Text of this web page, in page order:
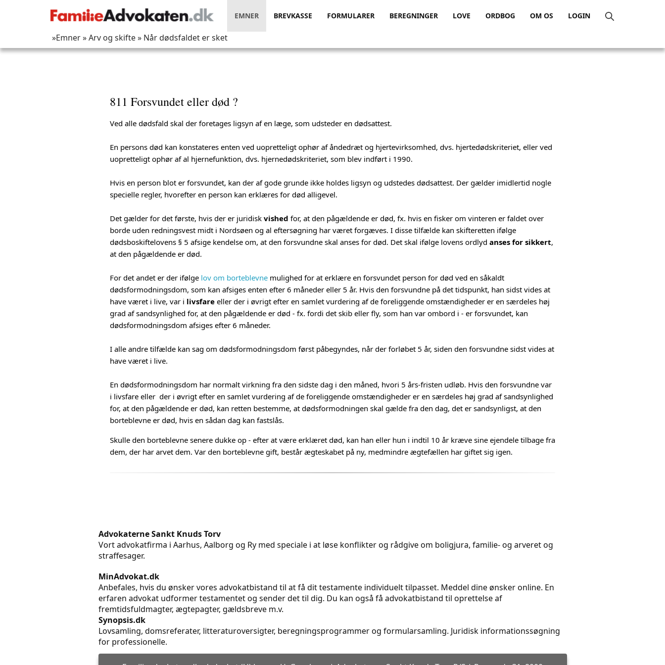
EMNER BREVKASSE FORMULARER BEREGNINGER LOVE ORDBOG OM OS LOGIN
»Emner» Arv og skifte» Når dødsfaldet er sket
811 Forsvundet eller død ?
Ved alle dødsfald skal der foretages ligsyn af en læge, som udsteder en dødsattest.
En persons død kan konstateres enten ved uopretteligt ophør af åndedræt og hjertevirksomhed, dvs. hjertedødskriteriet, eller ved
uopretteligt ophør af al hjernefunktion, dvs. hjernedødskriteriet, som blev indført i 1990.
Hvis en person blot er forsvundet, kan der af gode grunde ikke holdes ligsyn og udstedes dødsattest. Der gælder imidlertid nogle
specielle regler, hvorefter en person kan erklæres for død alligevel.
Det gælder for det første, hvis der er juridisk vished for, at den pågældende er død, fx. hvis en fisker om vinteren er faldet over
borde uden redningsvest midt i Nordsøen og al eftersøgning har været forgæves. I disse tilfælde kan skifteretten ifølge
dødsboskiftelovens § 5 afsige kendelse om, at den forsvundne skal anses for død. Det skal ifølge lovens ordlyd anses for sikkert,
at den pågældende er død.
For det andet er der ifølge lov om borteblevne mulighed for at erklære en forsvundet person for død ved en såkaldt
dødsformodningsdom, som kan afsiges enten efter 6 måneder eller 5 år. Hvis den forsvundne på det tidspunkt, han sidst vides at
have været i live, var i livsfare eller der i øvrigt efter en samlet vurdering af de foreliggende omstændigheder er en særdeles høj
grad af sandsynlighed for, at den pågældende er død - fx. fordi det skib eller fly, som han var ombord i - er forsvundet, kan
dødsformodningsdom afsiges efter 6 måneder.
I alle andre tilfælde kan sag om dødsformodningsdom først påbegyndes, når der forløbet 5 år, siden den forsvundne sidst vides at
have været i live.
En dødsformodningsdom har normalt virkning fra den sidste dag i den måned, hvori 5 års-fristen udløb. Hvis den forsvundne var
i livsfare eller der i øvrigt efter en samlet vurdering af de foreliggende omstændigheder er en særdeles høj grad af sandsynlighed
for, at den pågældende er død, kan retten bestemme, at dødsformodningen skal gælde fra den dag, det er sandsynligst, at den
borteblevne er død, hvis en sådan dag kan fastslås.
Skulle den borteblevne senere dukke op - efter at være erklæret død, kan han eller hun i indtil 10 år kræve sine ejendele tilbage fra
dem, der har arvet dem. Var den borteblevne gift, består ægteskabet på ny, medmindre ægtefællen har giftet sig igen.
Advokaterne Sankt Knuds Torv
Vort advokatfirma i Aarhus, Aalborg og Ry med speciale i at løse konflikter og rådgive om boligjura, familie- og arveret og
straffesager.
MinAdvokat.dk
Anbefales, hvis du ønsker vores advokatbistand til at få dit testamente individuelt tilpasset. Meddel dine ønsker online. En
erfaren advokat udformer testamentet og sender det til dig. Du kan også få advokatbistand til oprettelse af
fremtidsfuldmagter, ægtepagter, gældsbreve m.v.
Synopsis.dk
Lovsamling, domsreferater, litteraturoversigter, beregningsprogrammer og formularsamling. Juridisk informationssøgning
for professionelle.